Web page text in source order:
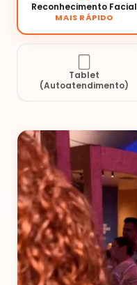
Reconhecimento Facial
MAIS RÁPIDO
Tablet
(Autoatendimento)